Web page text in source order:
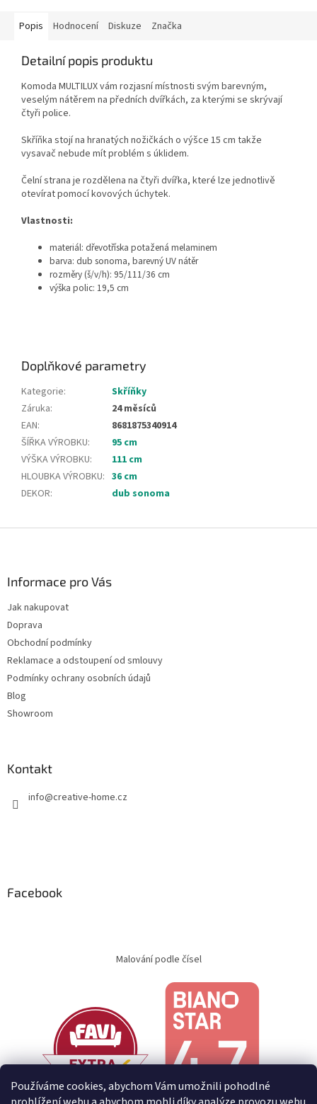
Používáme cookies, abychom Vám umožnili pohodlné
Popis Hodnocení Diskuze Značka
Detailní popis produktu
Komoda MULTILUX vám rozjasní místnosti svým barevným,
veselým nátěrem na předních dvířkách, za kterými se skrývají
čtyři police.
Skříňka stojí na hranatých nožičkách o výšce 15 cm takže
vysavač nebude mít problém s úklidem.
Čelní strana je rozdělena na čtyři dvířka, které lze jednotlivě
otevírat pomocí kovových úchytek.
Vlastnosti:
materiál: dřevotříska potažená melaminem
barva: dub sonoma, barevný UV nátěr
rozměry (š/v/h): 95/111/36 cm
výška polic: 19,5 cm
Doplňkové parametry
Kategorie:
Skříňky
Záruka:
24 měsíců
EAN:
8681875340914
ŠÍŘKA VÝROBKU:
95 cm
VÝŠKA VÝROBKU:
111 cm
HLOUBKA VÝROBKU: 36 cm
DEKOR: dub sonoma
Informace pro Vás
Jak nakupovat
Doprava
Obchodní podmínky
Reklamace a odstoupení od smlouvy
Podmínky ochrany osobních údajů
Blog
Showroom
Kontakt
info@creative-home.cz
Facebook
Malování podle čísel